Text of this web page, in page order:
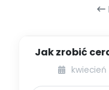
Jak zrobić
kwiatykwiecień